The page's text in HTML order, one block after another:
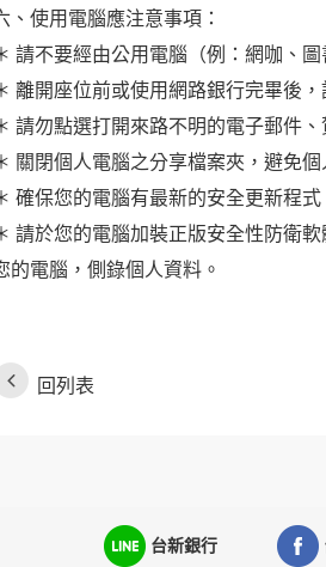
、使用電腦應注意事項：
請不要經由公用電腦（例：網咖、
離開座位前或使用網路銀行完畢後，
請勿點選打開來路不明的電子郵件
關閉個人電腦之分享檔案夾，避免
確保您的電腦有最新的安全更新程式
請於您的電腦加裝正版安全性防衛
的電腦，側錄個人資料。
回列表
台新銀行